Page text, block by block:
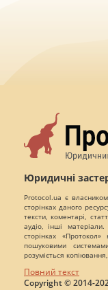
Юридичні
Protocol.ua є
сторінках даного
тексти, коментарі,
аудіо, інші
сторінках «Протокол»
пошуковими
розуміється
Повний текст
Copyright © 2014-